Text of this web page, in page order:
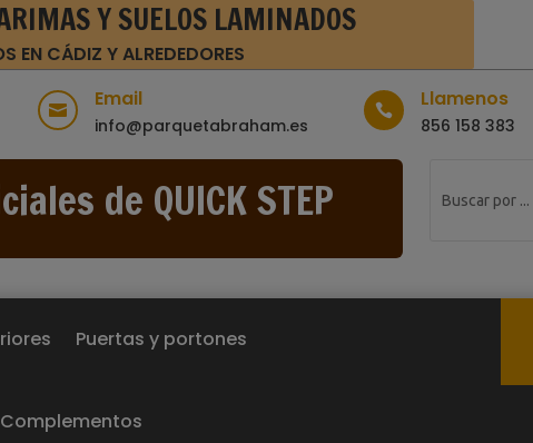
Y SUELOS LAMINADOS
EN CÁDIZ Y ALREDEDORES
 Email
info@parquetabraham.es
 Llamenos
856 158 383
de QUICK STEP
Puertas y portones
Complementos